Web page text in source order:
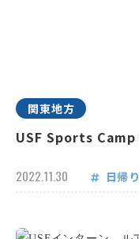
関東地方
USF Sports Camp
2022.11.30 日帰り